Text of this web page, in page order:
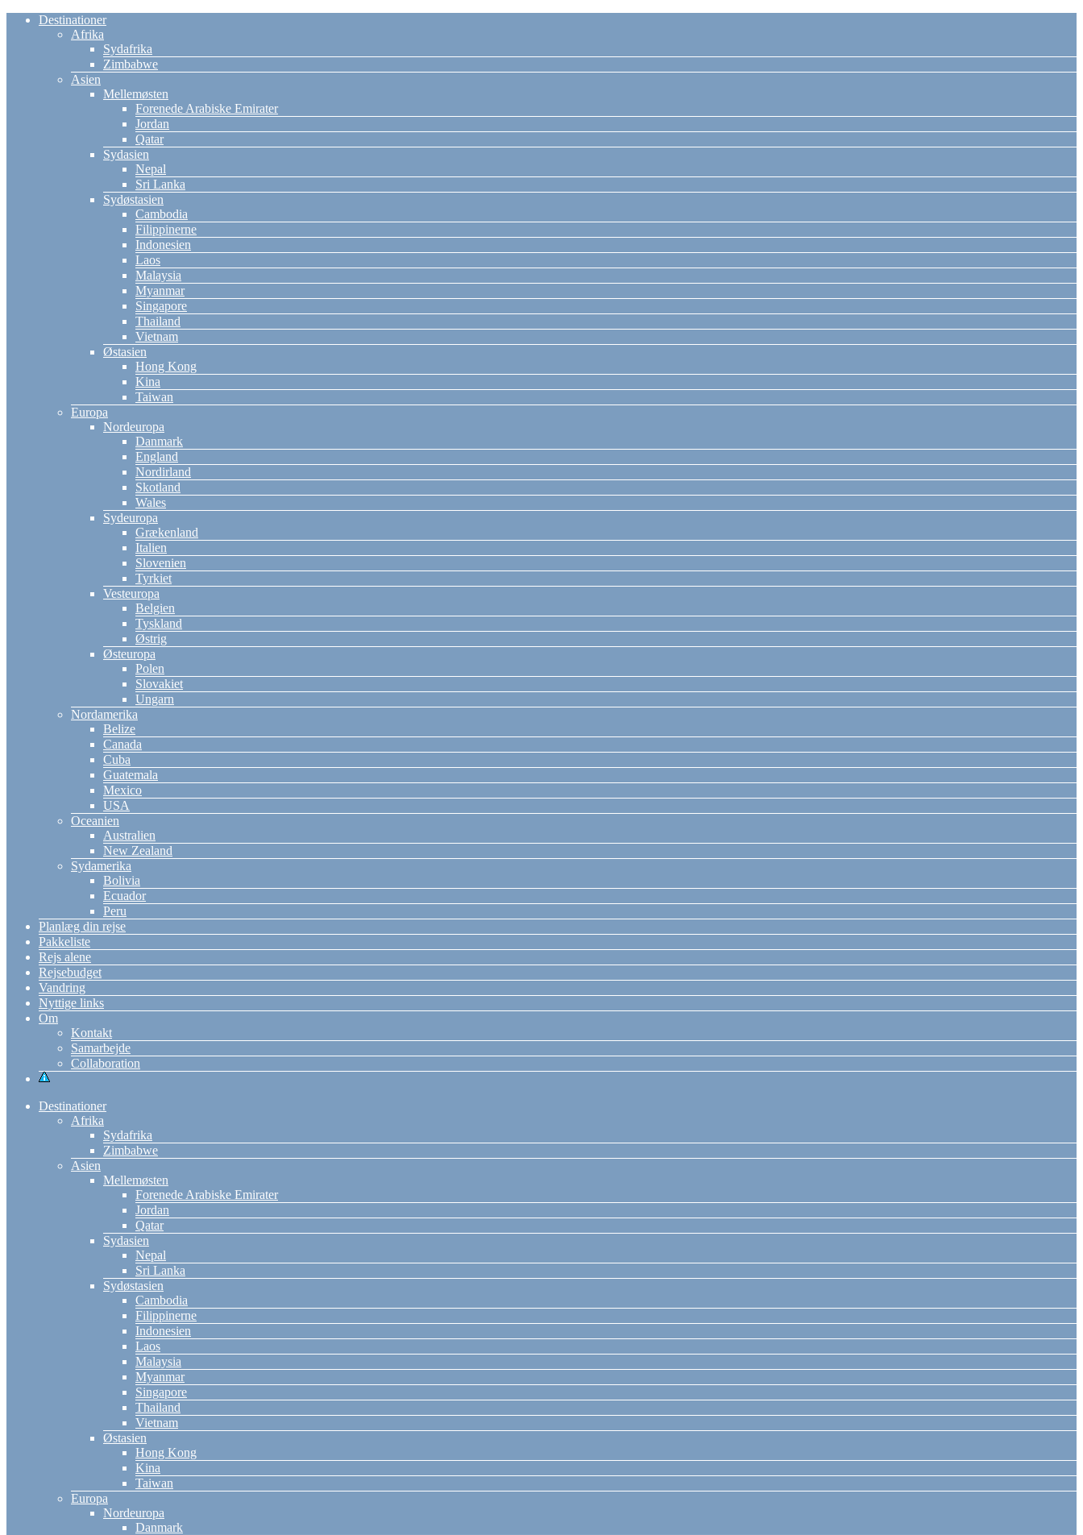
Destinationer
Afrika
Sydafrika
Zimbabwe
Asien
Mellemøsten
Forenede Arabiske Emirater
Jordan
Qatar
Sydasien
Nepal
Sri Lanka
Sydøstasien
Cambodia
Filippinerne
Indonesien
Laos
Malaysia
Myanmar
Singapore
Thailand
Vietnam
Østasien
Hong Kong
Kina
Taiwan
Europa
Nordeuropa
Danmark
England
Nordirland
Skotland
Wales
Sydeuropa
Grækenland
Italien
Slovenien
Tyrkiet
Vesteuropa
Belgien
Tyskland
Østrig
Østeuropa
Polen
Slovakiet
Ungarn
Nordamerika
Belize
Canada
Cuba
Guatemala
Mexico
USA
Oceanien
Australien
New Zealand
Sydamerika
Bolivia
Ecuador
Peru
Planlæg din rejse
Pakkeliste
Rejs alene
Rejsebudget
Vandring
Nyttige links
Om
Kontakt
Samarbejde
Collaboration
Destinationer
Afrika
Sydafrika
Zimbabwe
Asien
Mellemøsten
Forenede Arabiske Emirater
Jordan
Qatar
Sydasien
Nepal
Sri Lanka
Sydøstasien
Cambodia
Filippinerne
Indonesien
Laos
Malaysia
Myanmar
Singapore
Thailand
Vietnam
Østasien
Hong Kong
Kina
Taiwan
Europa
Nordeuropa
Danmark